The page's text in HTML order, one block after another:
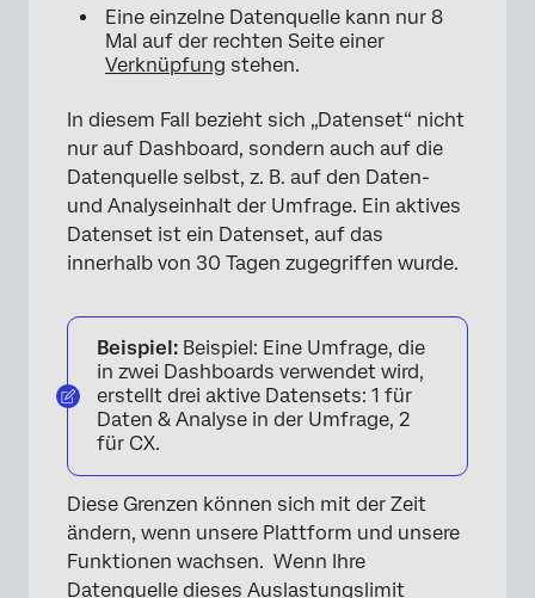
×
Eine einzelne Datenquelle kann nur 8
Mal auf der rechten Seite einer
Verknüpfung stehen.
In diesem Fall bezieht sich „Datenset“ nicht
nur auf Dashboard, sondern auch auf die
Datenquelle selbst, z. B. auf den Daten-
und Analyseinhalt der Umfrage. Ein aktives
Datenset ist ein Datenset, auf das
innerhalb von 30 Tagen zugegriffen wurde.
Beispiel: Beispiel: Eine Umfrage, die
in zwei Dashboards verwendet wird,
erstellt drei aktive Datensets: 1 für
Daten & Analyse in der Umfrage, 2
für CX.
Diese Grenzen können sich mit der Zeit
ändern, wenn unsere Plattform und unsere
Funktionen wachsen. Wenn Ihre
Datenquelle dieses Auslastungslimit